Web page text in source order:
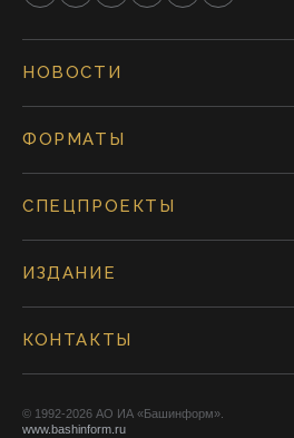
НОВОСТИ
ФОРМАТЫ
СПЕЦПРОЕКТЫ
ИЗДАНИЕ
КОНТАКТЫ
© 1992-2026 АО ИА «Башинформ».
www.bashinform.ru